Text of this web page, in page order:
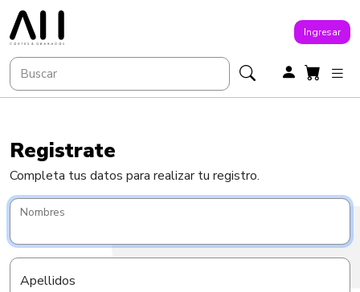
Ingresar
Registrate
Completa tus datos para realizar tu registro.
Nombres
Apellidos